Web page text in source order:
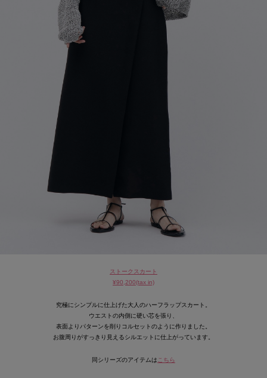
ストークスカート
¥90,200(tax in)
究極にシンプルに仕上げた大人のハーフラップスカート。
ウエストの内側に硬い芯を張り、
表面よりパターンを削りコルセットのように作りました。
お腹周りがすっきり見えるシルエットに仕上がっています。
同シリーズのアイテムは こちら